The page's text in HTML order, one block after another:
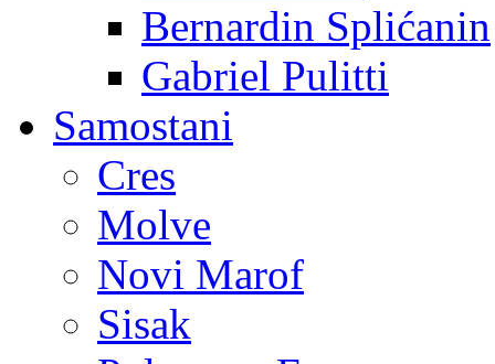
Bernardin Splićanin
Gabriel Pulitti
Samostani
Cres
Molve
Novi Marof
Sisak